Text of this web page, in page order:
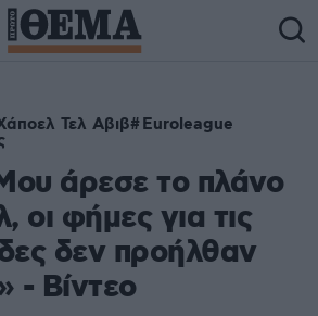
Τελ Αβιβ Euroleague
άρεσε το πλάνο
οι φήμες για τις
δεν προήλθαν
- Βίντεο